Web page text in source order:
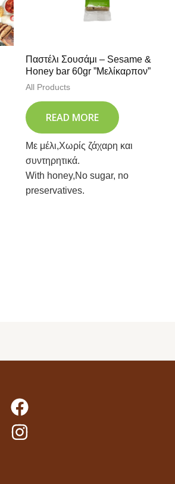
Παστέλι Σουσάμι – Sesame &
Honey bar 60gr ”Μελίκαρπον”
All Products
READ MORE
Με μέλι,Χωρίς ζάχαρη και
συντηρητικά.
With honey,No sugar, no
preservatives.